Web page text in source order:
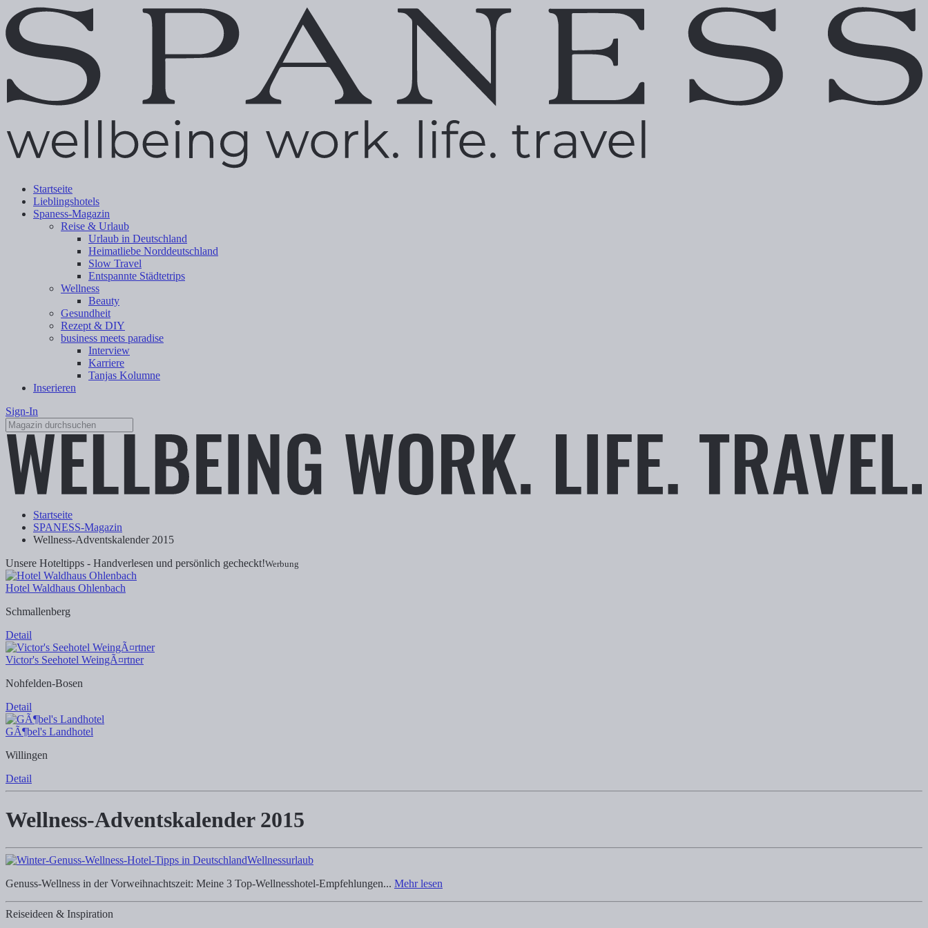
Startseite
Lieblingshotels
Spaness-Magazin
Reise & Urlaub
Urlaub in Deutschland
Heimatliebe Norddeutschland
Slow Travel
Entspannte Städtetrips
Wellness
Beauty
Gesundheit
Rezept & DIY
business meets paradise
Interview
Karriere
Tanjas Kolumne
Inserieren
Sign-In
Startseite
SPANESS-Magazin
Wellness-Adventskalender 2015
Unsere Hoteltipps - Handverlesen und persönlich gecheckt!Werbung
Hotel Waldhaus Ohlenbach
Schmallenberg
Detail
Victor's Seehotel WeingÃ¤rtner
Nohfelden-Bosen
Detail
GÃ¶bel's Landhotel
Willingen
Detail
Wellness-Adventskalender 2015
Wellnessurlaub
Genuss-Wellness in der Vorweihnachtszeit: Meine 3 Top-Wellnesshotel-Empfehlungen... Mehr lesen
Reiseideen & Inspiration